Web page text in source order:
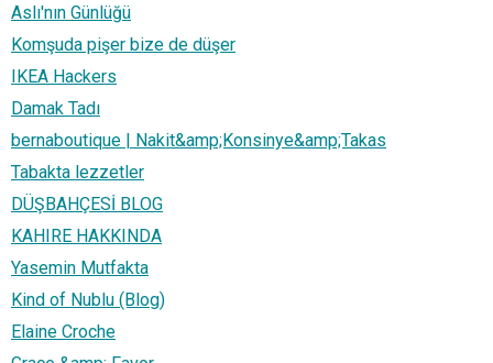
Aslı'nın Günlüğü
Komşuda pişer bize de düşer
IKEA Hackers
Damak Tadı
bernaboutique | Nakit&amp;Konsinye&amp;Takas
Tabakta lezzetler
DÜŞBAHÇESİ BLOG
KAHIRE HAKKINDA
Yasemin Mutfakta
Kind of Nublu (Blog)
Elaine Croche